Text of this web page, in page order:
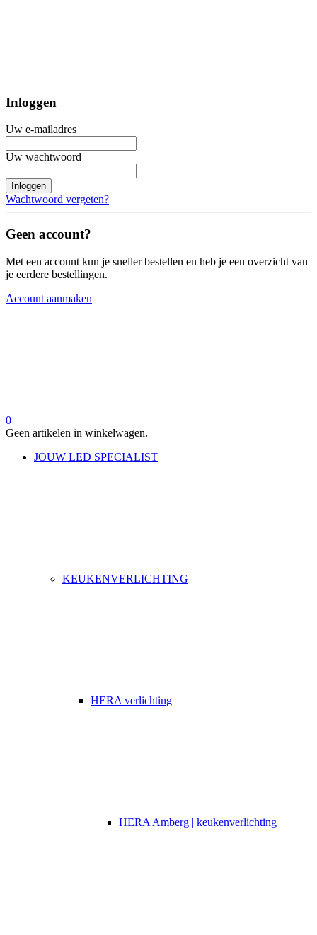
Inloggen
Uw e-mailadres
Uw wachtwoord
Inloggen
Wachtwoord vergeten?
Geen account?
Met een account kun je sneller bestellen en heb je een overzicht van
je eerdere bestellingen.
Account aanmaken
0
Geen artikelen in winkelwagen.
JOUW LED SPECIALIST
KEUKENVERLICHTING
HERA verlichting
HERA Amberg | keukenverlichting